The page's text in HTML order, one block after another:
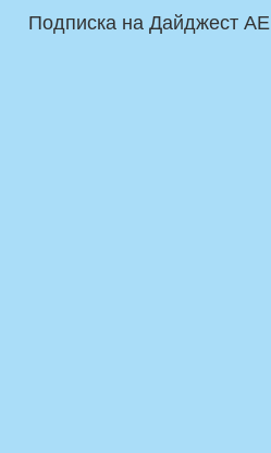
Подписка на Дайджест AE